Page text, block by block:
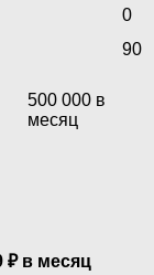
0
90
500 000 в
месяц
₽ в месяц